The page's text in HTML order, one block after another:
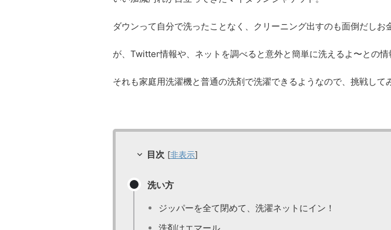
ダウンって自分で洗ったことなく、クリーニング出すのも面倒だしお
が、Twitter情報や、ネットを調べると意外と簡単に洗えるよ〜との情
それも家庭用洗濯機と普通の洗剤で洗濯できるようなので、挑戦して
目次 [非表示]
洗い方
ジッパーを全て閉めて、洗濯ネットにイン！
洗剤はエマール